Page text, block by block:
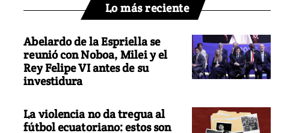
Lo más reciente
Abelardo de la Espriella se
reunió con Noboa, Milei y el
Rey Felipe VI antes de su
investidura
La violencia no da tregua al
fútbol ecuatoriano: estos son